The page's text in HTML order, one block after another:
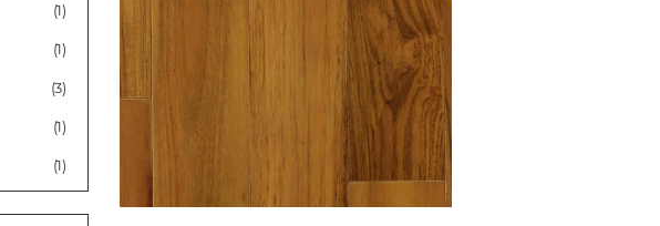
(1)
(1)
(3)
(1)
(1)